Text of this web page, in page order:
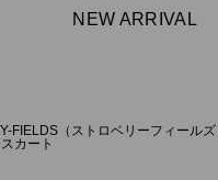
NEW ARRIVAL
FIELDS（ストロベリーフィール
カート